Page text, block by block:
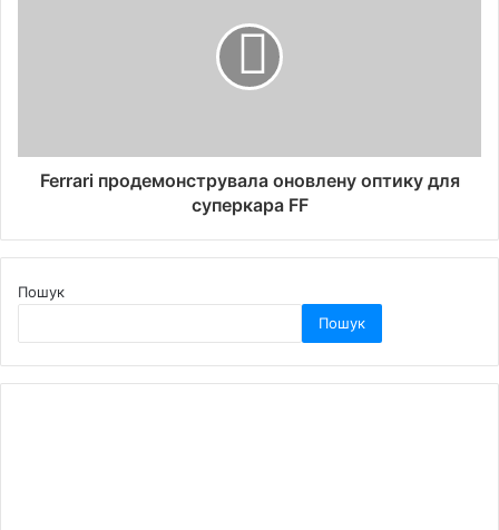
Ferrari продемонструвала оновлену оптику для
суперкара FF
Пошук
Пошук